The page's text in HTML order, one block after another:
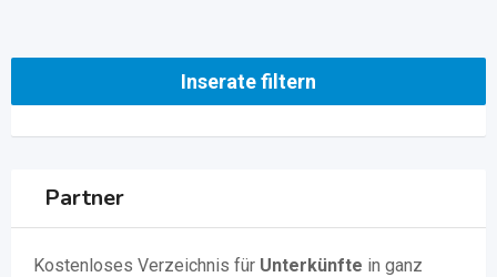
Inserate filtern
Partner
Kostenloses Verzeichnis für Unterkünfte in ganz